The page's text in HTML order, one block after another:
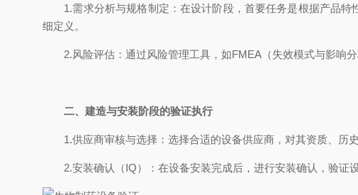
1.需求分析与规格制定：在设计阶段，首要任务是根据产品特
细定义。
2.风险评估：通过风险管理工具，如FMEA（失效模式与影响分
二、建造与安装阶段的验证执行
1.供应商审核与选择：选择合适的设备供应商，对其资质、历史
2.安装确认（IQ）：在设备安装完成后，进行安装确认，验证设